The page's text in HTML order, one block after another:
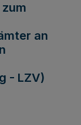
an
- LZV)